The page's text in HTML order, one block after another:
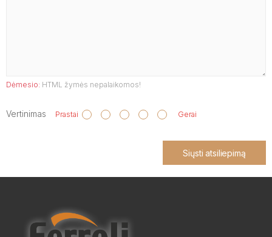
Dėmesio: HTML žymės nepalaikomos!
Vertinimas Prastai Gerai
Siųsti atsiliepimą